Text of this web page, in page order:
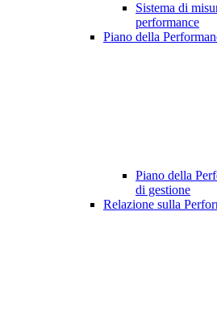
Sistema di
performance
Piano della
Piano della
di gestione
Relazione sulla